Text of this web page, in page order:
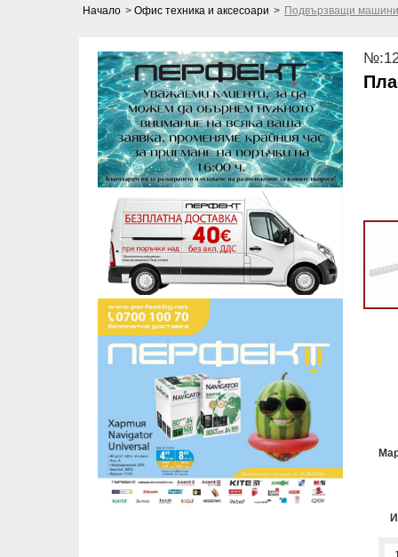
Начало > Офис техника и аксесоари > Подвързващи машини